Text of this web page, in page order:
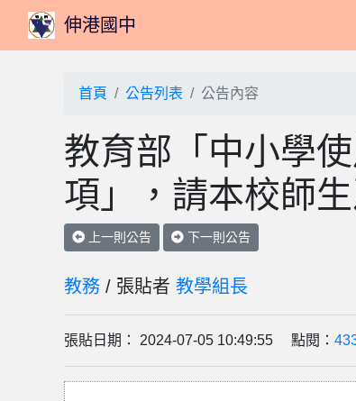
伸港國中
首頁 公告列表 公告內容
教育部「中小學
項」，請本校師
上一則公告 下一則公告
教務 / 張貼者 教學組長
張貼日期： 2024-07-05 10:49:55 點閱：